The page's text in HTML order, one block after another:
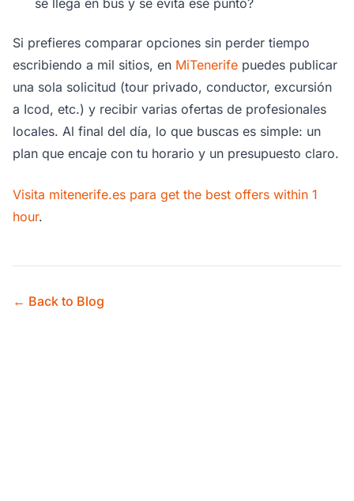
se llega en bus y se evita ese punto?
Si prefieres comparar opciones sin perder tiempo
escribiendo a mil sitios, en MiTenerife puedes publicar
una sola solicitud (tour privado, conductor, excursión
a Icod, etc.) y recibir varias ofertas de profesionales
locales. Al final del día, lo que buscas es simple: un
plan que encaje con tu horario y un presupuesto claro.
Visita mitenerife.es para get the best offers within 1
hour.
← Back to Blog